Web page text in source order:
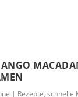
| Rezepte,schnelle